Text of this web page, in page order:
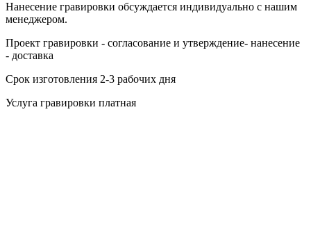
Нанесение гравировки обсуждается индивидуально с нашим
менеджером.
Проект гравировки - согласование и утверждение- нанесение
- доставка
Срок изготовления 2-3 рабочих дня
Услуга гравировки платная